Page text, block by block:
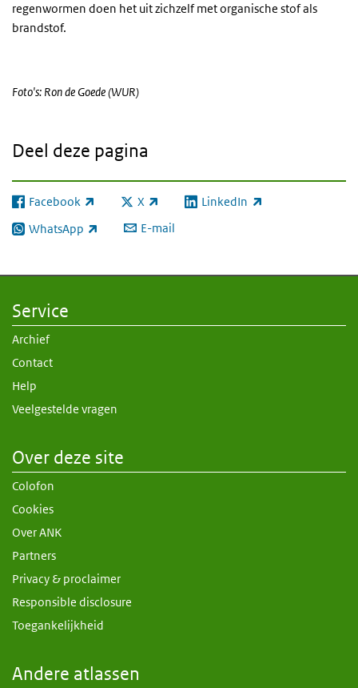
regenwormen doen het uit zichzelf met organische stof als
brandstof.
Foto's: Ron de Goede (WUR)
Deel deze pagina
Facebook
(externe link) X
(externe link) LinkedIn
(externe link)
WhatsApp
(externe link) E-mail
Service
Archief
Contact
Help
Veelgestelde vragen
Over deze site
Colofon
Cookies
Over ANK
Partners
Privacy & proclaimer
Responsible disclosure
Toegankelijkheid
Andere atlassen